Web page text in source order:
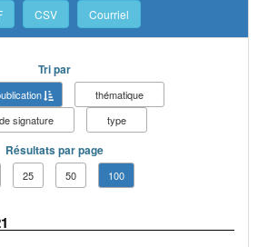
CSV Courriel
Tri par
thématique
signature
type
Résultats par page
25 50 100